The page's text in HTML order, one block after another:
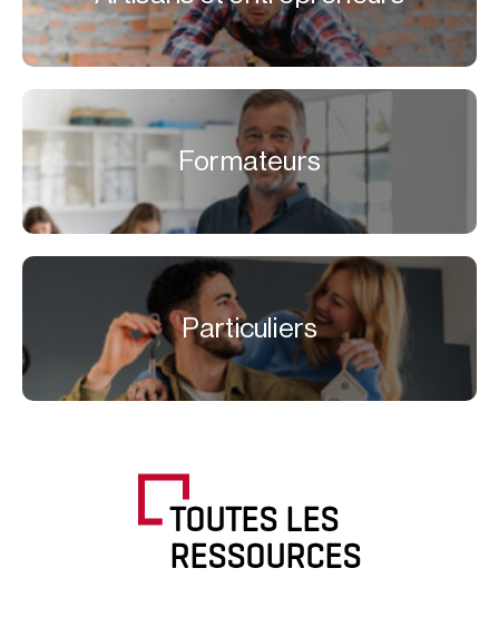
Formateurs
Particuliers
TOUTES LES
RESSOURCES